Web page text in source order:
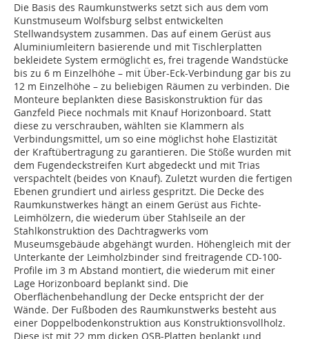
Die Basis des Raumkunstwerks setzt sich aus dem vom
Kunstmuseum Wolfsburg selbst entwickelten
Stellwandsystem zusammen. Das auf einem Gerüst aus
Aluminiumleitern basierende und mit Tischlerplatten
bekleidete System ermöglicht es, frei tragende Wandstücke
bis zu 6 m Einzelhöhe – mit Über-Eck-Verbindung gar bis zu
12 m Einzelhöhe – zu beliebigen Räumen zu verbinden. Die
Monteure beplankten diese Basiskonstruktion für das
Ganzfeld Piece nochmals mit Knauf Horizonboard. Statt
diese zu verschrauben, wählten sie Klammern als
Verbindungsmittel, um so eine möglichst hohe Elastizität
der Kraftübertragung zu garantieren. Die Stöße wurden mit
dem Fugendeckstreifen Kurt abgedeckt und mit Trias
verspachtelt (beides von Knauf). Zuletzt wurden die fertigen
Ebenen grundiert und airless gespritzt. Die Decke des
Raumkunstwerkes hängt an einem Gerüst aus Fichte-
Leimhölzern, die wiederum über Stahlseile an der
Stahlkonstruktion des Dachtragwerks vom
Museumsgebäude abgehängt wurden. Höhengleich mit der
Unterkante der Leimholzbinder sind freitragende CD-100-
Profile im 3 m Abstand montiert, die wiederum mit einer
Lage Horizonboard beplankt sind. Die
Oberflächenbehandlung der Decke entspricht der der
Wände. Der Fußboden des Raumkunstwerks besteht aus
einer Doppelbodenkonstruktion aus Konstruktionsvollholz.
Diese ist mit 22 mm dicken OSB-Platten beplankt und